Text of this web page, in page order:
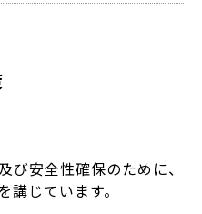
び安全性確保のために、
じています。